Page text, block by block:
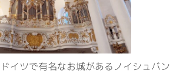
イツで有名なお城があるノイシュバン